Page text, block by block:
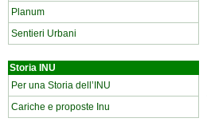
Planum
Sentieri Urbani
Storia INU
Per una Storia dell’INU
Cariche e proposte Inu